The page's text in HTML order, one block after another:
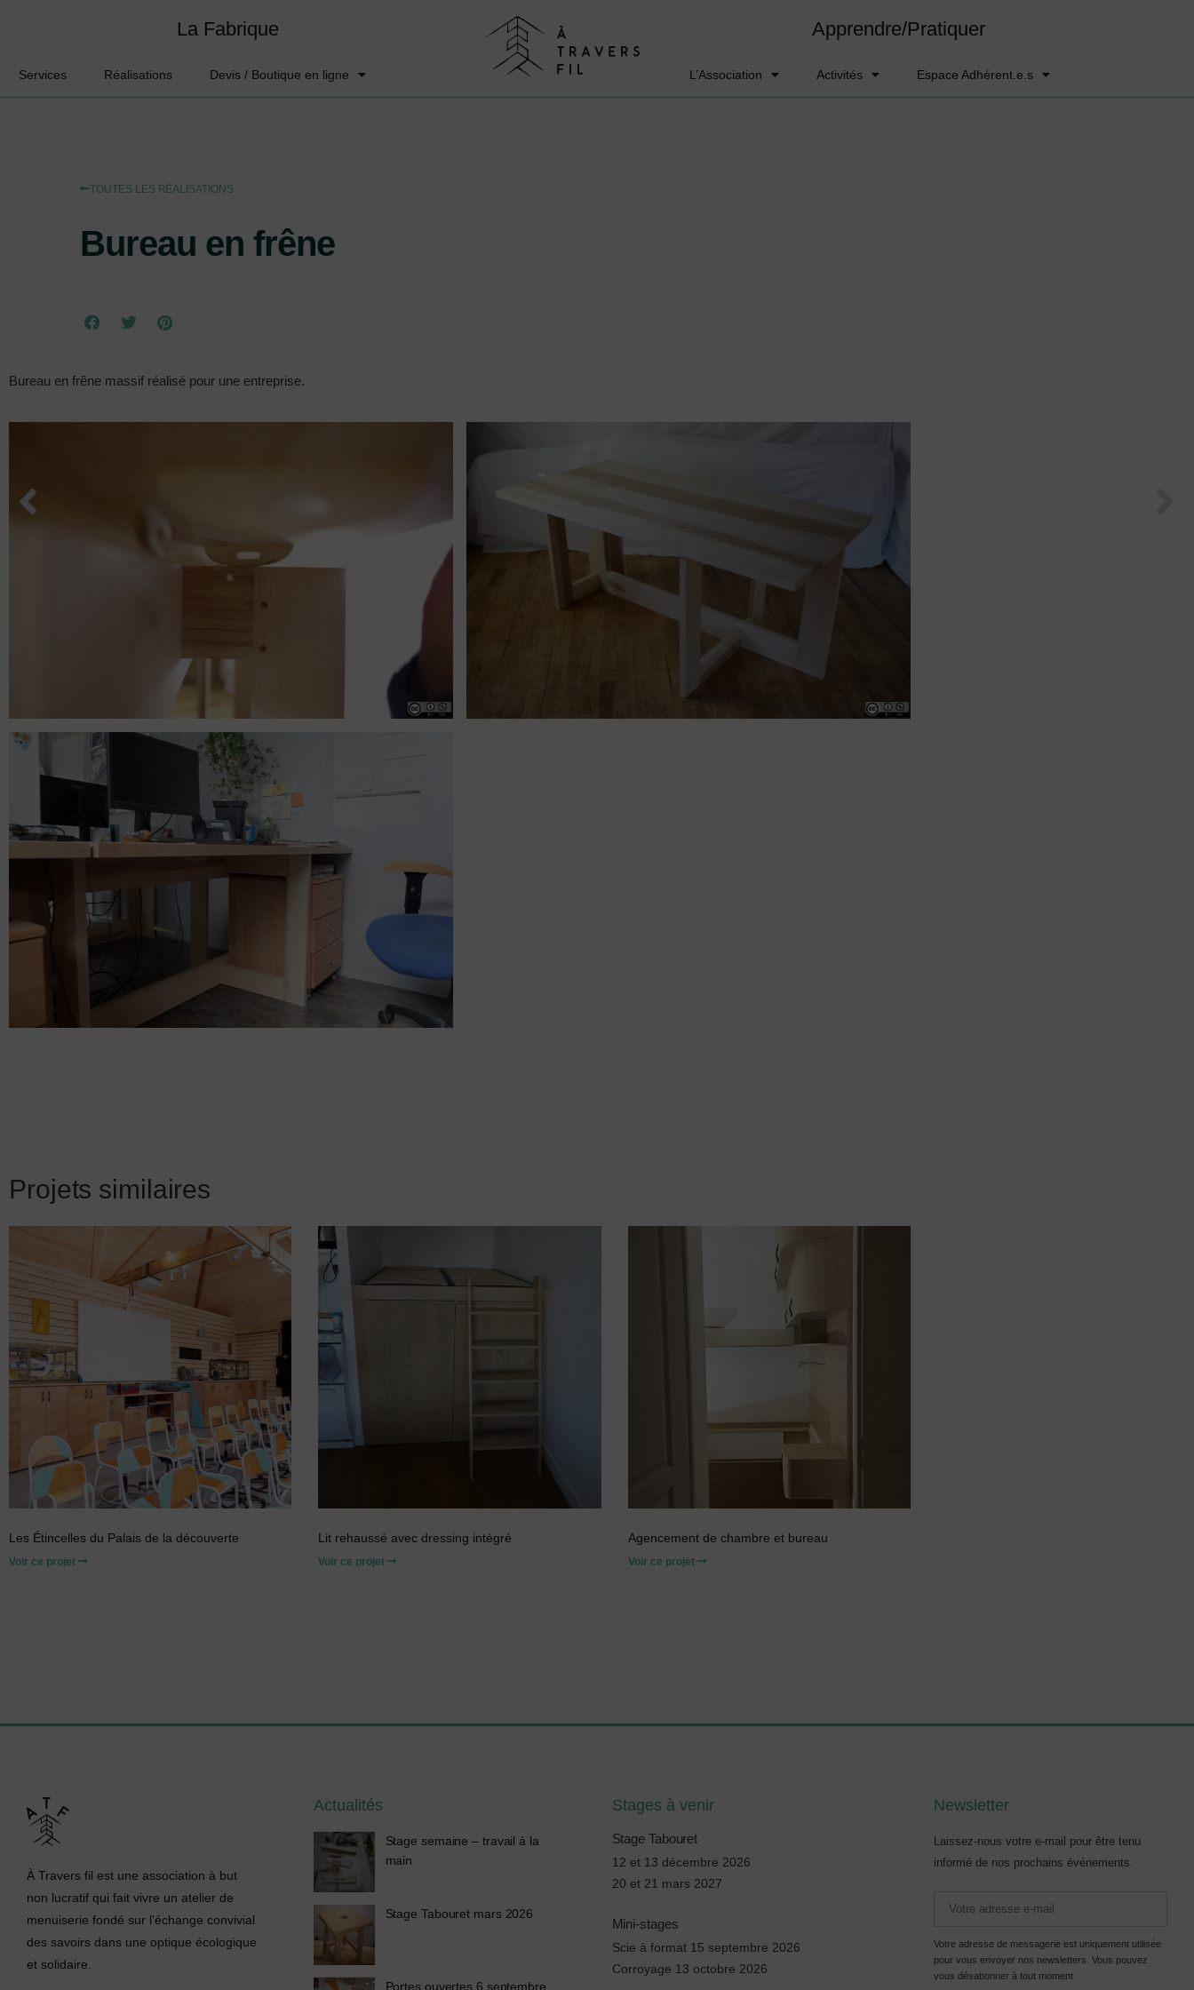
La Fabrique
Services Réalisations Devis / Boutique en ligne
Apprendre/Pratiquer
L’Association Activités Espace Adhérent.e.s
TOUTES LES RÉALISATIONS
Bureau en frêne
Bureau en frêne massif réalisé pour une entreprise.
Projets similaires
Les Étincelles du Palais de la découverte
Voir ce projet
Lit rehaussé avec dressing intégré
Voir ce projet
Agencement de chambre et bureau
Voir ce projet
À Travers fil est une association à but
non lucratif qui fait vivre un atelier de
menuiserie fondé sur l’échange convivial
des savoirs dans une optique écologique
et solidaire.
Actualités
Stage semaine – travail à la
main
Stage Tabouret mars 2026
Portes ouvertes 6 septembre
Stages à venir
Stage Tabouret
12 et 13 décembre 2026
20 et 21 mars 2027
Mini-stages
Scie à format 15 septembre 2026
Corroyage 13 octobre 2026
Newsletter
Laissez-nous votre e-mail pour être tenu
informé de nos prochains événements.
Votre adresse de messagerie est uniquement utilisée
pour vous envoyer nos newsletters. Vous pouvez
vous désabonner à tout moment.